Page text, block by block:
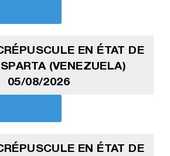
EN ÉTAT DE
(VENEZUELA)
05/08/2026
EN ÉTAT DE